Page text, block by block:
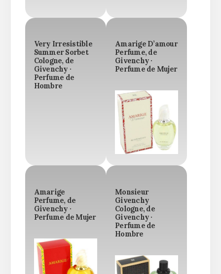
Very Irresistible
Summer Sorbet
Cologne, de
Givenchy ·
Perfume de
Hombre
Amarige D’amour
Perfume, de
Givenchy ·
Perfume de Mujer
Amarige
Perfume, de
Givenchy ·
Perfume de Mujer
Monsieur
Givenchy
Cologne, de
Givenchy ·
Perfume de
Hombre